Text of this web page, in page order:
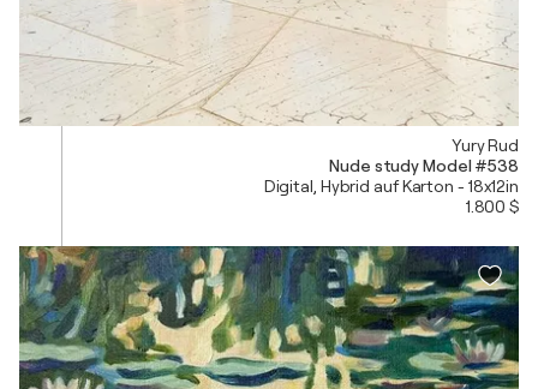
Yury Rud
Nude study Model #538
Digital, Hybrid auf Karton - 18x12in
1.800 $